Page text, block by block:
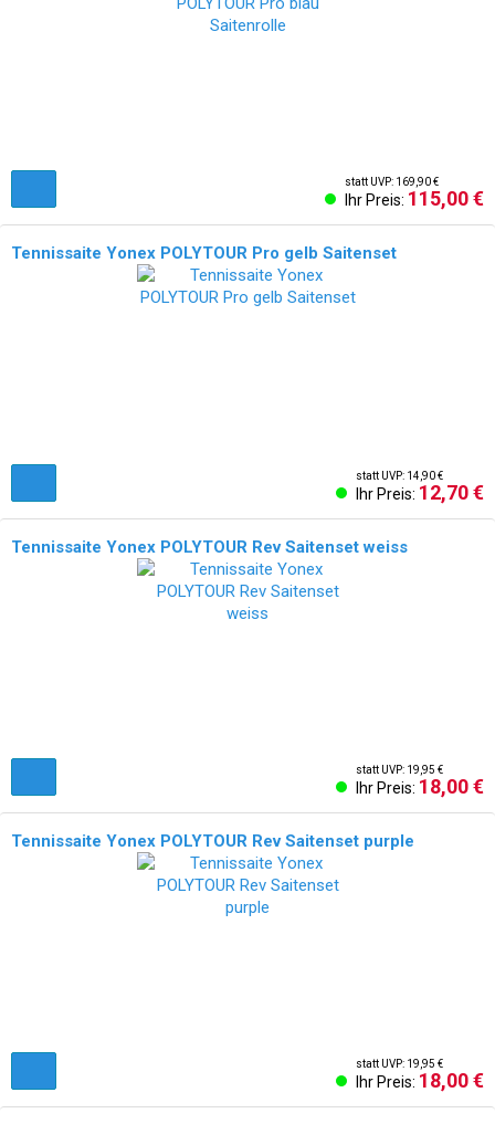
statt UVP: 169,90 €
Ihr Preis: 115,00 €
Tennissaite Yonex POLYTOUR Pro gelb Saitenset
statt UVP: 14,90 €
Ihr Preis: 12,70 €
Tennissaite Yonex POLYTOUR Rev Saitenset weiss
statt UVP: 19,95 €
Ihr Preis: 18,00 €
Tennissaite Yonex POLYTOUR Rev Saitenset purple
statt UVP: 19,95 €
Ihr Preis: 18,00 €